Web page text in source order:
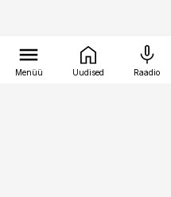
Menüü Uudised Raadio